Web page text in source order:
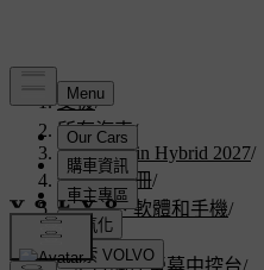
支援/
所有汽車/
V60 Plug-in Hybrid 2027/
使用者手冊/
顯示器、軟體和手機/
顯示器/
整合觸控螢幕中控台/